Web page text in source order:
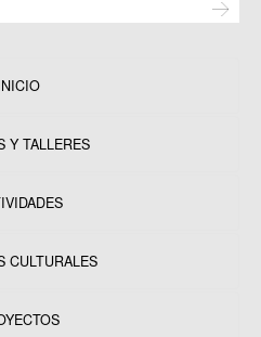
Y TALLERES
CULTURALES